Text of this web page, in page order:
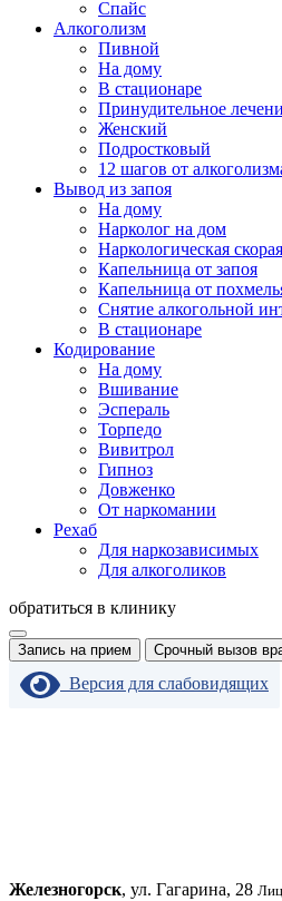
Спайс
Алкоголизм
Пивной
На дому
В стационаре
Принудительное
Женский
Подростковый
12 шагов от
Вывод из запоя
На дому
Нарколог на дом
Наркологическая скорая
Капельница от запоя
Капельница от
Снятие алкогольной
В стационаре
Кодирование
На дому
Вшивание
Эспераль
Торпедо
Вивитрол
Гипноз
Довженко
От наркомании
Рехаб
Для наркозависимых
Для алкоголиков
обратиться в клинику
Запись на прием Срочный вызов
Версия для слабовидящих
Железногорск, ул. Гагарина, 28